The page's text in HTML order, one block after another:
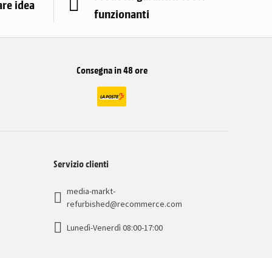
idea
funzionanti
Consegna in 48 ore
Servizio clienti
media-markt-
refurbished@recommerce.com
Lunedì-Venerdì 08:00-17:00